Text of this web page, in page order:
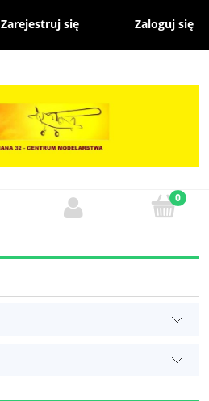
Zarejestruj się Zaloguj się